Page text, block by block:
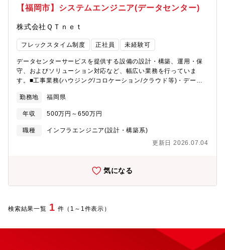
【福岡市】システムエンジニア(データセンター)
株式会社ＱＴｎｅｔ
フレックスタイム制度 正社員 未経験可
データセンターサービスを提供する設備の設計・構築、運用・保
守、およびソリューション対応など、幅広い業務を行っていま
す。■工事業務(ハウジング/コロケーション/クラウド等)・データ
帯設備 - 外線の引込受入、構内配線 などのケーブル設備 - イン
ターネット接続、監視設備 などのL3、L4設備 等々・サービス(ラ
ック)利用の準備 - 電源ケーブル、通信ケーブルの配線 - お客さ
ま利用のインターネットやクラウドの設定 - クラウド、アプリケ
ング/コロケーション/クラウド等)・データセンターの運用業務
業務が主・データセンター設備の保守業務 - 障害対応や定期メン
テナンス対応 等々・お客さま設備の構築・保守代行 - 機器の構
築・保守(設置・配線・OSインストール) 等々
勤務地 福岡県
年収 500万円～650万円
職種
インフラエンジニア(設計・構築系)
更新日 2026.07.04
気になる
検索結果一覧 1 件（1～1件表示）